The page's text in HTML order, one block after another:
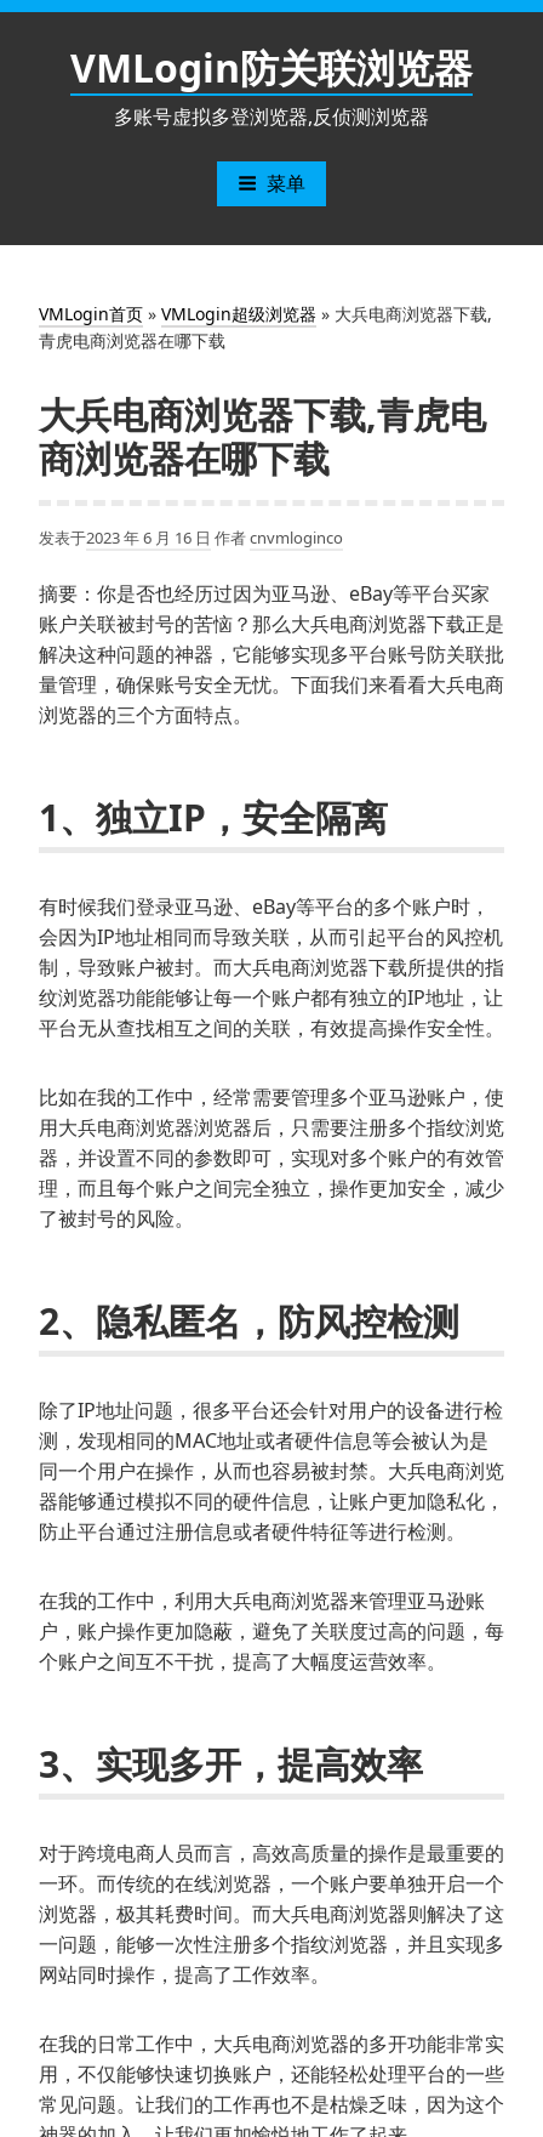
跳
VMLogin防关联浏览器
多账号虚拟多登浏览器,反侦测浏览器
菜单
VMLogin首页 » VMLogin超级浏览器 » 大兵电商浏览器下载,
青虎电商浏览器在哪下载
大兵电商浏览器下载,青虎电
商浏览器在哪下载
发表于2023 年 6 月 16 日 作者cnvmloginco
摘要：你是否也经历过因为亚马逊、eBay等平台买家
账户关联被封号的苦恼？那么大兵电商浏览器下载正是
解决这种问题的神器，它能够实现多平台账号防关联批
量管理，确保账号安全无忧。下面我们来看看大兵电商
浏览器的三个方面特点。
1、独立IP，安全隔离
有时候我们登录亚马逊、eBay等平台的多个账户时，
会因为IP地址相同而导致关联，从而引起平台的风控机
制，导致账户被封。而大兵电商浏览器下载所提供的指
纹浏览器功能能够让每一个账户都有独立的IP地址，让
平台无从查找相互之间的关联，有效提高操作安全性。
比如在我的工作中，经常需要管理多个亚马逊账户，使
用大兵电商浏览器浏览器后，只需要注册多个指纹浏览
器，并设置不同的参数即可，实现对多个账户的有效管
理，而且每个账户之间完全独立，操作更加安全，减少
了被封号的风险。
2、隐私匿名，防风控检测
除了IP地址问题，很多平台还会针对用户的设备进行检
测，发现相同的MAC地址或者硬件信息等会被认为是
同一个用户在操作，从而也容易被封禁。大兵电商浏览
器能够通过模拟不同的硬件信息，让账户更加隐私化，
防止平台通过注册信息或者硬件特征等进行检测。
在我的工作中，利用大兵电商浏览器来管理亚马逊账
户，账户操作更加隐蔽，避免了关联度过高的问题，每
个账户之间互不干扰，提高了大幅度运营效率。
3、实现多开，提高效率
对于跨境电商人员而言，高效高质量的操作是最重要的
一环。而传统的在线浏览器，一个账户要单独开启一个
浏览器，极其耗费时间。而大兵电商浏览器则解决了这
一问题，能够一次性注册多个指纹浏览器，并且实现多
网站同时操作，提高了工作效率。
在我的日常工作中，大兵电商浏览器的多开功能非常实
用，不仅能够快速切换账户，还能轻松处理平台的一些
常见问题。让我们的工作再也不是枯燥乏味，因为这个